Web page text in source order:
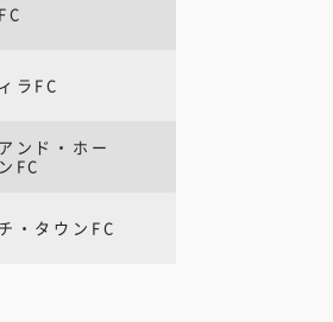
ラFC
ンド・ホー
FC
・タウンFC